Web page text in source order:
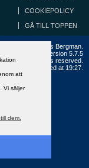
att
Vi säljer
dem.
COOKIEPOLICY
GÅ TILL TOPPEN
2002 av Anders Bergman.
Version 5.7.5
All rights reserved.
was generated at 19:27.